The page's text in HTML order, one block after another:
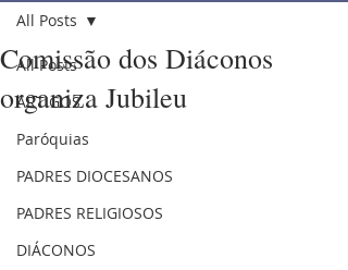
All Posts
ARTIGOS
Paróquias
PADRES DIOCESANOS
PADRES RELIGIOSOS
DIÁCONOS
All Posts
Comissão dos Diáconos
organiza Jubileu